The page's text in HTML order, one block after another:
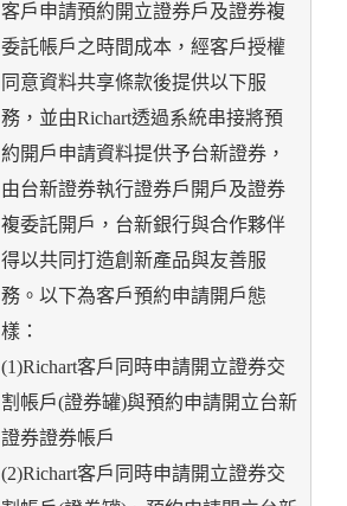
客戶申請預約開立證券戶及證券複
委託帳戶之時間成本，經客戶授權
同意資料共享條款後提供以下服
務，並由Richart透過系統串接將預
約開戶申請資料提供予台新證券，
由台新證券執行證券戶開戶及證券
複委託開戶，台新銀行與合作夥伴
得以共同打造創新產品與友善服
務。以下為客戶預約申請開戶態
樣：
(1)Richart客戶同時申請開立證券交
割帳戶(證券罐)與預約申請開立台新
證券證券帳戶
(2)Richart客戶同時申請開立證券交